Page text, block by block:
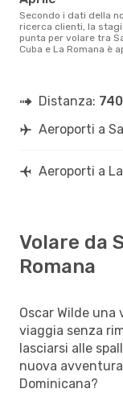
Secondo i dati della nostra
ricerca clienti, la
punta per volare tra
Cuba e La Romana è
Distanza:
Aeroporti a
Aeroporti a
Volare da
Romana
Oscar Wilde una
viaggia senza
lasciarsi alle
nuova
Dominicana?